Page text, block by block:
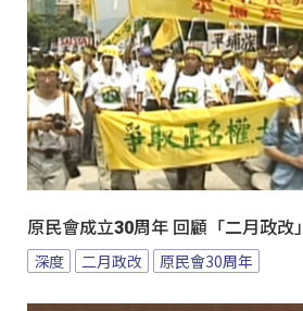
原民會成立30周年 回顧「二月政改
深度 二月政改 原民會30周年